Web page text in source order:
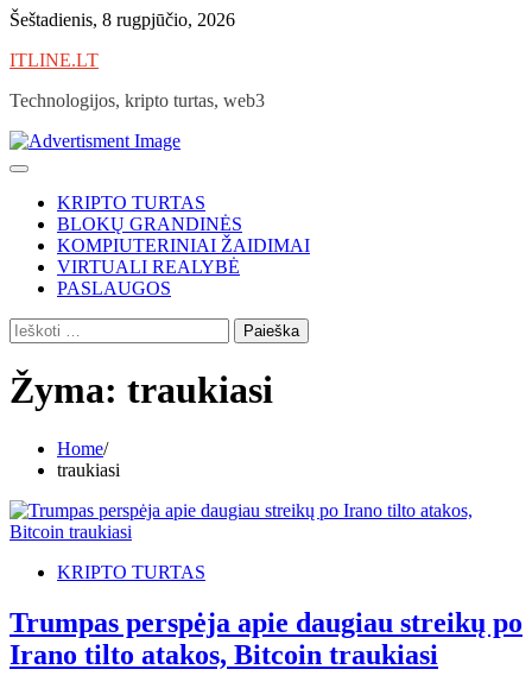
Skip
content
Šeštadienis, 8 rugpjūčio, 2026
ITLINE.LT
Technologijos, kripto turtas, web3
KRIPTO TURTAS
BLOKŲ GRANDINĖS
KOMPIUTERINIAI ŽAIDIMAI
VIRTUALI REALYBĖ
PASLAUGOS
Ieškoti:
Žyma: traukiasi
Home
traukiasi
KRIPTO TURTAS
Trumpas perspėja apie daugiau streikų po
Irano tilto atakos, Bitcoin traukiasi